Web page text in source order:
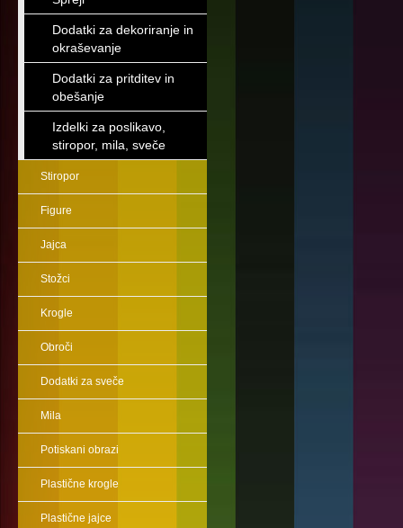
Dodatki za dekoriranje in
okraševanje
Dodatki za pritditev in
obešanje
Izdelki za poslikavo,
stiropor, mila, sveče
Stiropor
Figure
Jajca
Stožci
Krogle
Obroči
Dodatki za sveče
Mila
Potiskani obrazi
Plastične krogle
Plastične jajce